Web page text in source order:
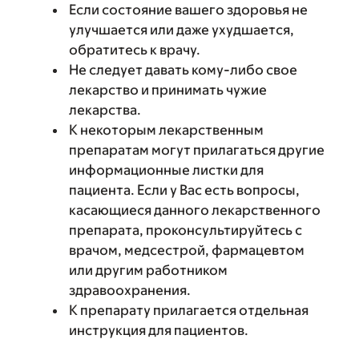
Если состояние вашего здоровья не
улучшается или даже ухудшается,
обратитесь к врачу.
Не следует давать кому-либо свое
лекарство и принимать чужие
лекарства.
К некоторым лекарственным
препаратам могут прилагаться другие
информационные листки для
пациента. Если у Вас есть вопросы,
касающиеся данного лекарственного
препарата, проконсультируйтесь с
врачом, медсестрой, фармацевтом
или другим работником
здравоохранения.
К препарату прилагается отдельная
инструкция для пациентов.